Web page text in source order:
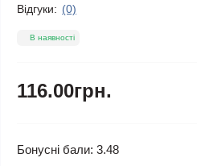
Відгуки: (0)
В наявності
116.00грн.
Бонусні бали: 3.48